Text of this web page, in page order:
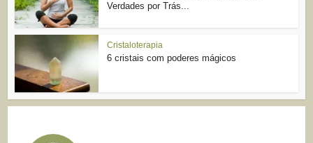
Verdades por Trás...
Cristaloterapia
6 cristais com poderes mágicos